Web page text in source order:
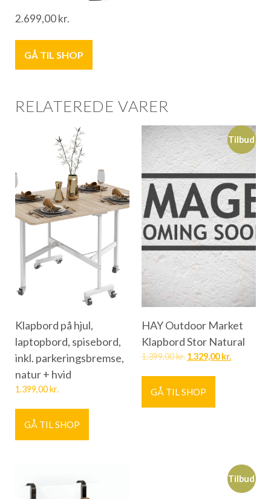
2.699,00kr.
GÅ TIL SHOP
RELATEREDE VARER
Klapbord på hjul,
laptopbord, spisebord,
inkl. parkeringsbremse,
natur + hvid
1.399,00kr.
GÅ TIL SHOP
Tilbud
HAY Outdoor Market
Klapbord Stor Natural
1.399,00kr. 1.329,00kr.
GÅ TIL SHOP
Tilbud